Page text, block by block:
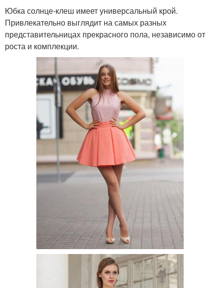
Юбка солнце-клеш имеет универсальный крой.
Привлекательно выглядит на самых разных
представительницах прекрасного пола, независимо от
роста и комплекции.